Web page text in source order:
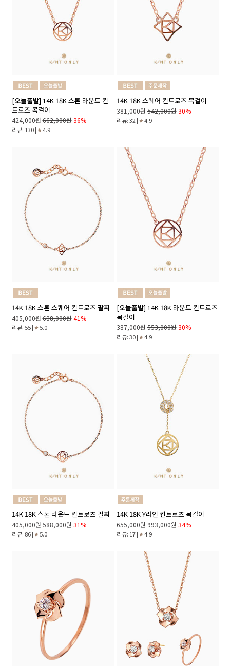
[오늘출발] 14K 18K 스톤 라운드 킨
트로즈 목걸이
424,000원 662,000원 36%
리뷰: 130 | 4.9
14K 18K 스퀘어 킨트로즈 목걸이
381,000원 542,000원 30%
리뷰: 32 | 4.9
14K 18K 스톤 스퀘어 킨트로즈 팔찌
405,000원 688,000원 41%
리뷰: 55 | 5.0
[오늘출발] 14K 18K 라운드 킨트로즈
목걸이
387,000원 553,000원 30%
리뷰: 30 | 4.9
14K 18K 스톤 라운드 킨트로즈 팔찌
405,000원 588,000원 31%
리뷰: 86 | 5.0
14K 18K Y라인 킨트로즈 목걸이
655,000원 993,000원 34%
리뷰: 17 | 4.9